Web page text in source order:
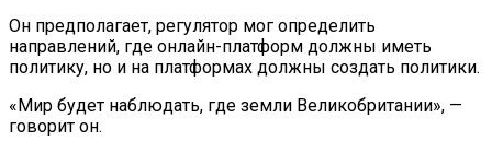
Он предполагает, регулятор мог определить
направлений, где онлайн-платформ должны иметь
политику, но и на платформах должны создать политики.
«Мир будет наблюдать, где земли Великобритании», —
говорит он.